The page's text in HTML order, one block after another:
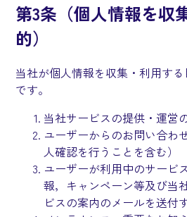
第3条（個人情報を収
的）
当社が個人情報を収集・利用す
です。
当社サービスの提供・運営
ユーザーからのお問い合わ
人確認を行うことを含む）
ユーザーが利用中のサービ
報，キャンペーン等及び当
ビスの案内のメールを送付